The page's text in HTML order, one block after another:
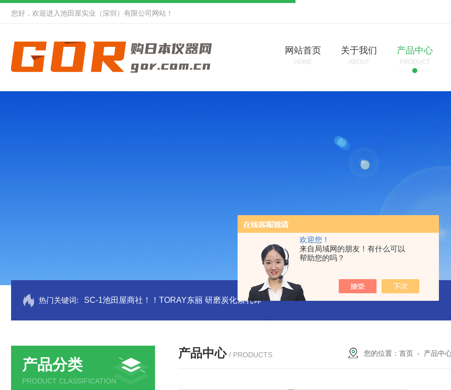
欢迎您！
来自局域网的朋友！有什么可以
帮助您的吗？
您好，欢迎进入池田屋实业（深圳）有限公司网站！
网站首页
HOME
关于我们
ABOUT
产品中心
PRODUCT
热门关键词: SC-1池田屋商社！！TORAY东丽 研磨炭化素乳钵 AGB-K-0.2-C01-H03池田屋！！TORAY东丽 TZP
产品分类
PRODUCT CLASSIFICATION
产品中心 / PRODUCTS 您的位置：首页 - 产品中